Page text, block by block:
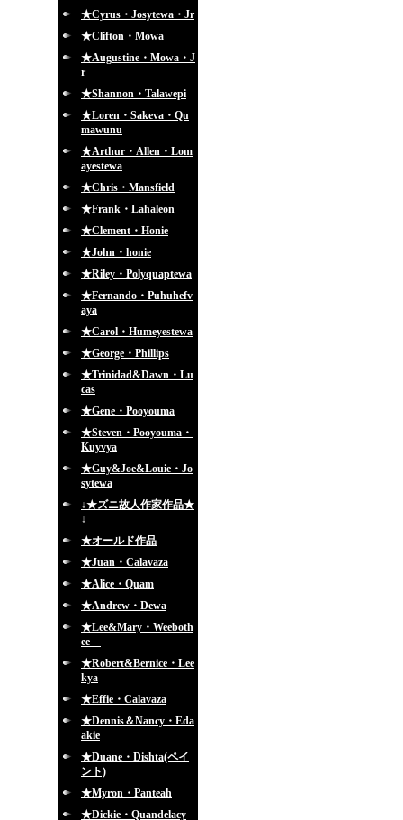
★Cyrus・Josytewa・Jr
★Clifton・Mowa
★Augustine・Mowa・J
r
★Shannon・Talawepi
★Loren・Sakeva・Qu
mawunu
★Arthur・Allen・Lom
ayestewa
★Chris・Mansfield
★Frank・Lahaleon
★Clement・Honie
★John・honie
★Riley・Polyquaptewa
★Fernando・Puhuhefv
aya
★Carol・Humeyestewa
★George・Phillips
★Trinidad&Dawn・Lu
cas
★Gene・Pooyouma
★Steven・Pooyouma・
Kuyvya
★Guy&Joe&Louie・Jo
sytewa
↓★ズニ故人作家作品★
↓
★オールド作品
★Juan・Calavaza
★Alice・Quam
★Andrew・Dewa
★Lee&Mary・Weeboth
ee
★Robert&Bernice・Lee
kya
★Effie・Calavaza
★Dennis＆Nancy・Eda
akie
★Duane・Dishta(ペイ
ント)
★Myron・Panteah
★Dickie・Quandelacy